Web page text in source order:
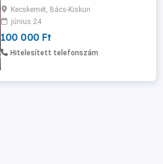
féreghajtva vannak Szülők kis termetűek
Érdeklődni kizárólag ezen a
telefonszámon lehet:
Kecskemét, Bács-Kiskun
június 24
100 000 Ft
Hitelesített telefonszám